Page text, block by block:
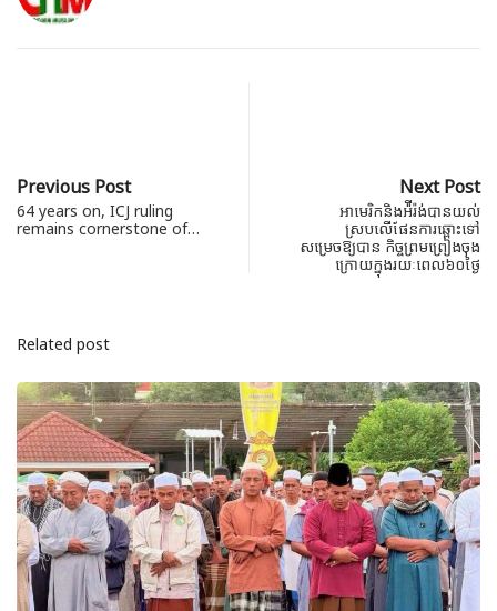
Previous Post
64 years on, ICJ ruling
remains cornerstone of…
Next Post
អាមេរិកនិងអ៉ីរ៉ង់បានយល់
ស្របលើផែនការឆ្ពោះទៅ
សម្រេចឱ្យបាន កិច្ចព្រមព្រៀងចុង
ក្រោយក្នុងរយៈពេល៦០ថ្ងៃ
Related post